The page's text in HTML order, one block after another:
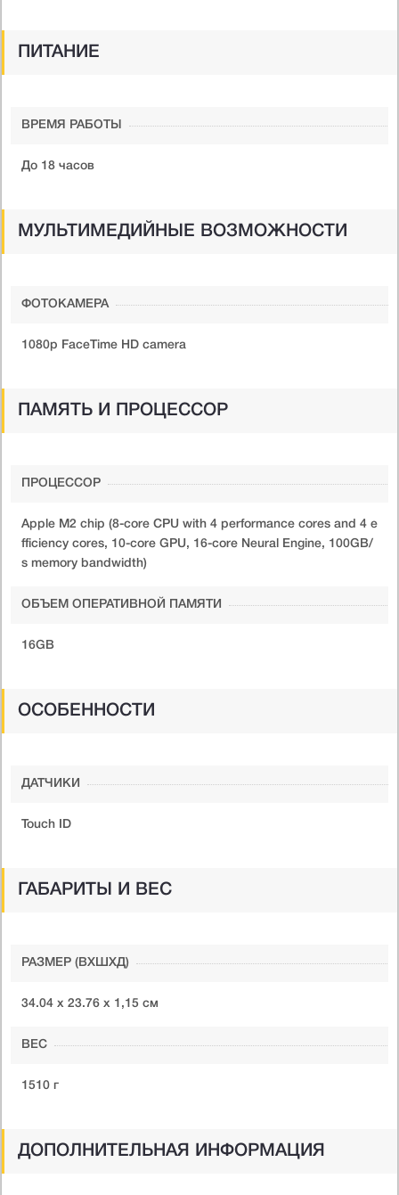
ПИТАНИЕ
ВРЕМЯ РАБОТЫ
До 18 часов
МУЛЬТИМЕДИЙНЫЕ ВОЗМОЖНОСТИ
ФОТОКАМЕРА
1080p FaceTime HD camera
ПАМЯТЬ И ПРОЦЕССОР
ПРОЦЕССОР
Apple M2 chip (8-core CPU with 4 performance cores and 4 e
fficiency cores, 10-core GPU, 16-core Neural Engine, 100GB/
s memory bandwidth)
ОБЪЕМ ОПЕРАТИВНОЙ ПАМЯТИ
16GB
ОСОБЕННОСТИ
ДАТЧИКИ
Touch ID
ГАБАРИТЫ И ВЕС
РАЗМЕР (ВXШXД)
34.04 х 23.76 х 1,15 см
ВЕС
1510 г
ДОПОЛНИТЕЛЬНАЯ ИНФОРМАЦИЯ